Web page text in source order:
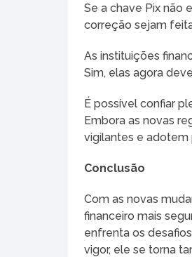
Se a chave Pix não
correção sejam
As instituições
Sim, elas agora
É possível confiar
Embora as novas
vigilantes e adotem
Conclusão
Com as novas
financeiro mais
enfrenta os
vigor, ele se torna